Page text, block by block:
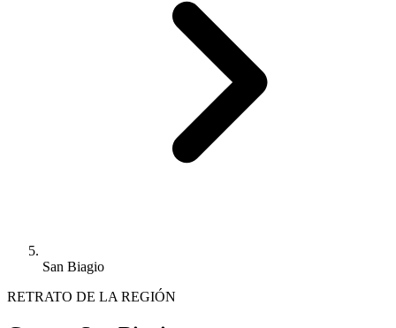
San Biagio
RETRATO DE LA REGIÓN